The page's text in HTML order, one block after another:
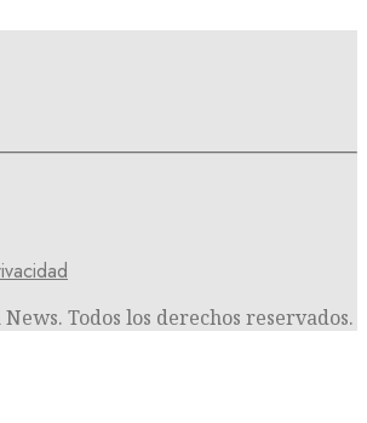
Todos los derechos reservados.